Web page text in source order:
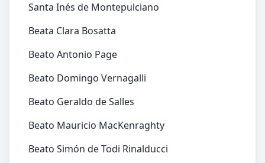
Santa Inés de Montepulciano
Beata Clara Bosatta
Beato Antonio Page
Beato Domingo Vernagalli
Beato Geraldo de Salles
Beato Mauricio MacKenraghty
Beato Simón de Todi Rinalducci